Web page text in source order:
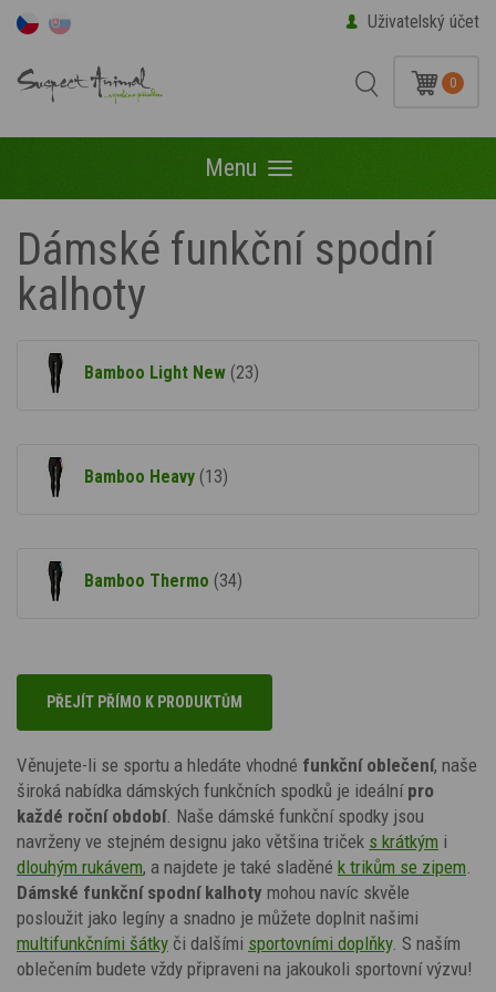
Uživatelský účet
0
Menu Menu
Dámské funkční spodní
kalhoty
Bamboo Light New (23)
Bamboo Heavy (13)
Bamboo Thermo (34)
PŘEJÍT PŘÍMO K PRODUKTŮM
Věnujete-li se sportu a hledáte vhodné funkční oblečení, naše
široká nabídka dámských funkčních spodků je ideální pro
každé roční období. Naše dámské funkční spodky jsou
navrženy ve stejném designu jako většina triček s krátkým i
dlouhým rukávem, a najdete je také sladěné k trikům se zipem.
Dámské funkční spodní kalhoty mohou navíc skvěle
posloužit jako legíny a snadno je můžete doplnit našimi
multifunkčními šátky či dalšími sportovními doplňky. S naším
oblečením budete vždy připraveni na jakoukoli sportovní výzvu!